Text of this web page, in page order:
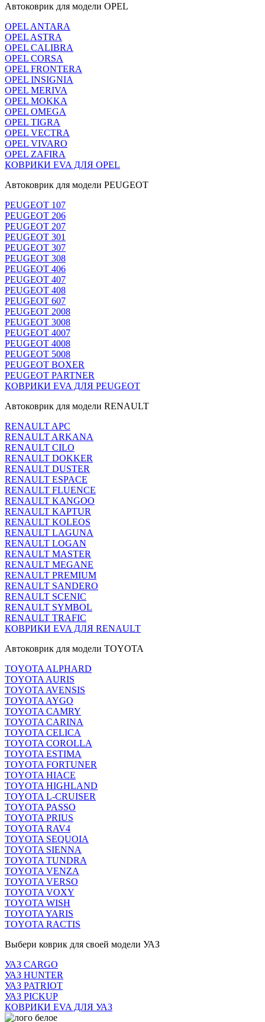
Автоковрик для модели OPEL
OPEL ANTARA
OPEL ASTRA
OPEL CALIBRA
OPEL CORSA
OPEL FRONTERA
OPEL INSIGNIA
OPEL MERIVA
OPEL MOKKA
OPEL OMEGA
OPEL TIGRA
OPEL VECTRA
OPEL VIVARO
OPEL ZAFIRA
КОВРИКИ EVA ДЛЯ OPEL
Автоковрик для модели PEUGEOT
PEUGEOT 107
PEUGEOT 206
PEUGEOT 207
PEUGEOT 301
PEUGEOT 307
PEUGEOT 308
PEUGEOT 406
PEUGEOT 407
PEUGEOT 408
PEUGEOT 607
PEUGEOT 2008
PEUGEOT 3008
PEUGEOT 4007
PEUGEOT 4008
PEUGEOT 5008
PEUGEOT BOXER
PEUGEOT PARTNER
КОВРИКИ EVA ДЛЯ PEUGEOT
Автоковрик для модели RENAULT
RENAULT APC
RENAULT ARKANA
RENAULT CILO
RENAULT DOKKER
RENAULT DUSTER
RENAULT ESPACE
RENAULT FLUENCE
RENAULT KANGOO
RENAULT KAPTUR
RENAULT KOLEOS
RENAULT LAGUNA
RENAULT LOGAN
RENAULT MASTER
RENAULT MEGANE
RENAULT PREMIUM
RENAULT SANDERO
RENAULT SCENIC
RENAULT SYMBOL
RENAULT TRAFIC
КОВРИКИ EVA ДЛЯ RENAULT
Автоковрик для модели TOYOTA
TOYOTA ALPHARD
TOYOTA AURIS
TOYOTA AVENSIS
TOYOTA AYGO
TOYOTA CAMRY
TOYOTA CARINA
TOYOTA CELICA
TOYOTA COROLLA
TOYOTA ESTIMA
TOYOTA FORTUNER
TOYOTA HIACE
TOYOTA HIGHLAND
TOYOTA L-CRUISER
TOYOTA PASSO
TOYOTA PRIUS
TOYOTA RAV4
TOYOTA SEQUOIA
TOYOTA SIENNA
TOYOTA TUNDRA
TOYOTA VENZA
TOYOTA VERSO
TOYOTA VOXY
TOYOTA WISH
TOYOTA YARIS
TOYOTA RACTIS
Выбери коврик для своей модели УАЗ
УАЗ CARGO
УАЗ HUNTER
УАЗ PATRIOT
УАЗ PICKUP
КОВРИКИ EVA ДЛЯ УАЗ